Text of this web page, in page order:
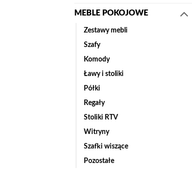
MEBLE POKOJOWE
Zestawy mebli
Szafy
Komody
Ławy i stoliki
Półki
Regały
Stoliki RTV
Witryny
Szafki wiszące
Pozostałe